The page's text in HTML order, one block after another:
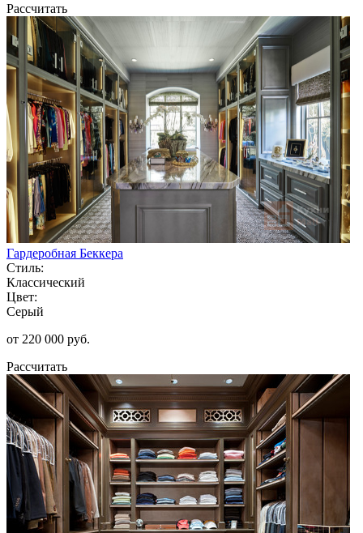
Рассчитать
Гардеробная Беккера
Стиль:
Классический
Цвет:
Серый
от 220 000 руб.
Рассчитать